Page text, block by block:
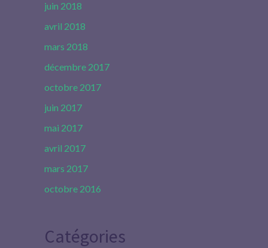
juin 2018
avril 2018
mars 2018
décembre 2017
octobre 2017
juin 2017
mai 2017
avril 2017
mars 2017
octobre 2016
Catégories